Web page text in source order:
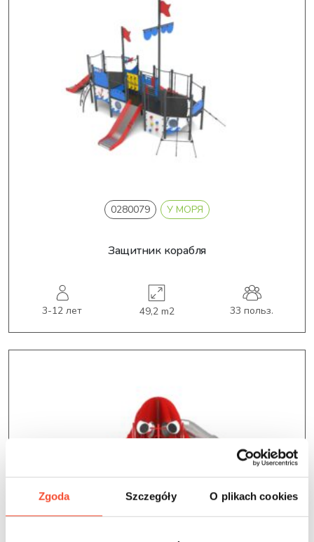
Zgoda Szczegóły O plikach cookies
0280079 У МОРЯ
Защитник корабля
3-12 лет 49,2 m2 33 польз.